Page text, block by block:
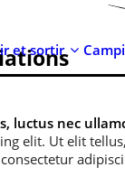
et sortir
luctus nec
elit. Ut elit